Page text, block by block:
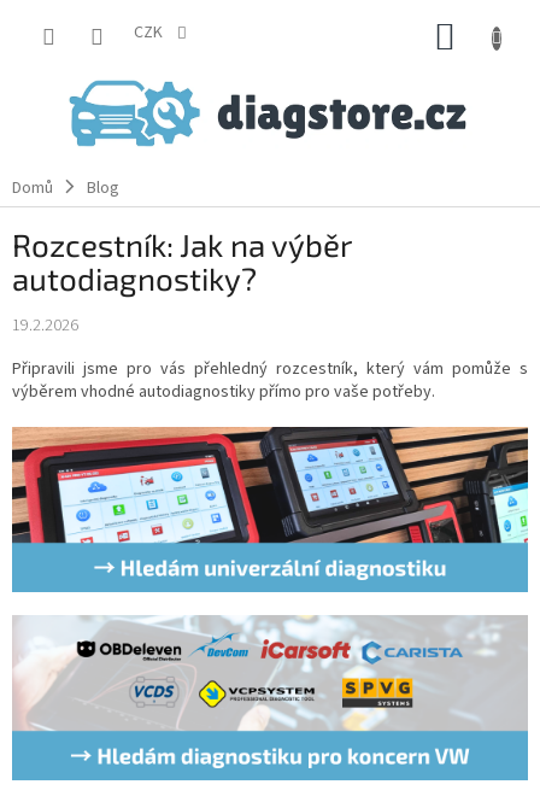
CZK
Domů Blog
Rozcestník: Jak na výběr
autodiagnostiky?
19.2.2026
Připravili jsme pro vás přehledný rozcestník, který vám pomůže s
výběrem vhodné autodiagnostiky přímo pro vaše potřeby.